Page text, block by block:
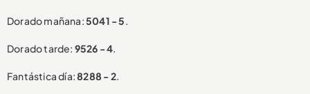
Dorado mañana:5041 - 5.
Dorado tarde: 9526 - 4.
Fantástica día:8288 - 2.